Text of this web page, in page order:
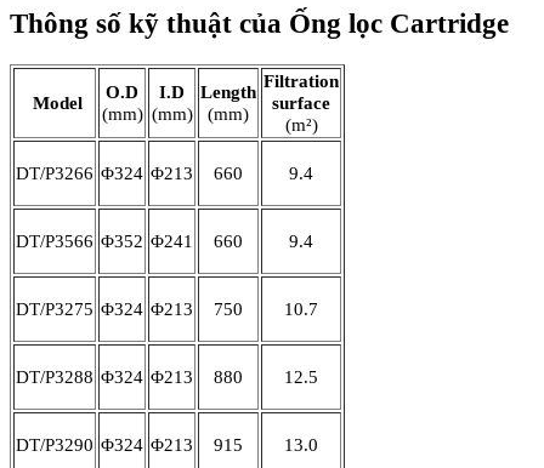
Thông số kỹ thuật của Ống lọc Cartridge
Model
O.D
(mm)
I.D
(mm)
Length
(mm)
Filtration
surface
(m²)
DT/P3266 Φ324 Φ213 660 9.4
DT/P3566 Φ352 Φ241 660 9.4
DT/P3275 Φ324 Φ213 750 10.7
DT/P3288 Φ324 Φ213 880 12.5
DT/P3290 Φ324 Φ213 915 13.0